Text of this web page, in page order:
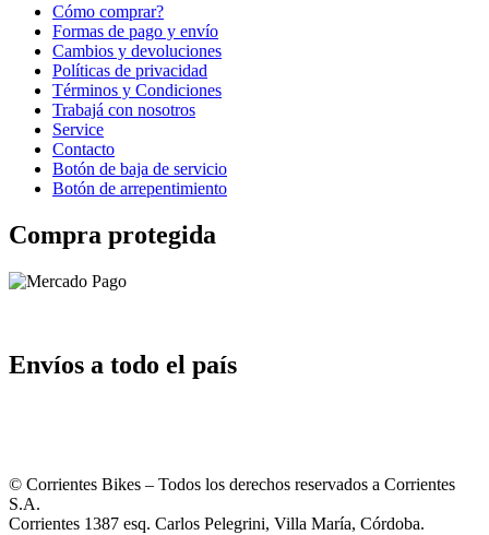
Cómo comprar?
Formas de pago y envío
Cambios y devoluciones
Políticas de privacidad
Términos y Condiciones
Trabajá con nosotros
Service
Contacto
Botón de baja de servicio
Botón de arrepentimiento
Compra protegida
Envíos a todo el país
© Corrientes Bikes – Todos los derechos reservados a Corrientes
S.A.
Corrientes 1387 esq. Carlos Pelegrini, Villa María, Córdoba.